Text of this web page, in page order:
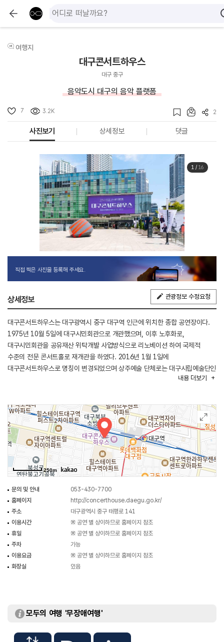
여행지
대구콘서트하우스
대구 중구
음악도시 대구의 음악 플랫폼
7 3.2K 2
사진보기 상세정보 댓글
1/ 16
직접 찍은 사진을 등록해 주세요.
상세정보 관광정보 수정요청
대구콘서트하우스는 대구광역시 중구 대구역 인근에 위치한 종합 공연장이다.
1975년 10월 5일에 대구시민회관으로 개관했으며, 이후 노후화로,
대구시민회관을 공유재산 위탁개발 사업방식으로 리노베이션 하여 국제적
수준의 전문 콘서트홀로 재개관을 하였다. 2016년 1월 1일에
대구콘서트하우스로 명칭이 변경되었으며 상주예술 단체로는 대구시립예술단인
대구시립합창단, 대구시립교향악단이 있다. 문화가 살아 숨 쉬고 감동이
기회를 확대시키는 신개념 공연문화 공간 조성, 우수한 문화 예술작품의 기획
공연 등을 통하여 지역과 지역, 나라와 나라 간의 소통과 감동이 전해지는
창조적이고 미래지향적 문화공간, 세계적 수준의 경쟁력을 갖춘 문화 예술
분야의 인재 양성을 통하여 문화 예술도시로서의 위상 제고를 위해 만들었다.
시민에게 열린 광장은 소공연장, 전시시설, 카페, 근린생활시설 등과 연결되어
있어 누구에게나 쉽고 편리한 이용이 가능한 공간이다.
내용 더보기
250m
문의 및 안내
053-430-7700
홈페이지
http://concerthouse.daegu.go.kr/
주소
대구광역시 중구 태평로 141
이용시간
※ 공연 별 상이하므로 홈페이지 참조
휴일
※ 공연 별 상이하므로 홈페이지 참조
주차
가능
이용요금
※ 공연 별 상이하므로 홈페이지 참조
화장실
있음
모두의 여행 '무장애여행'